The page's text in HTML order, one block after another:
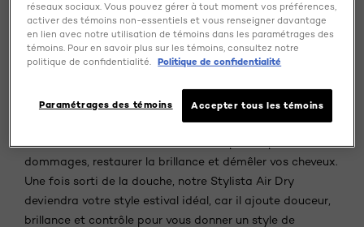
Les sauveurs de cheveux
Quand il s’agit de vos cheveux, tout commence dans la
abîmés est en utilisant notre traitement de8 secondes
. Il remplace votre revitalisant et
dommages, restaurer la brillance et démêler vos cheveux.
Une fois sorti de la douche, notre Stylista Air Dry
deviendra votre style estival idéal, car il ajoute douceur,
brillance et contrôle pour vous donner un style de
réseaux sociaux. Vous pouvez gérer à tout moment vos préférences,
activer des témoins non-essentiels et vous renseigner davantage
en lien avec notre utilisation de témoins dans les paramétrages des
témoins. Pour en savoir plus sur les témoins, consultez notre
politique de confidentialité. Politique de confidentialité
Accepter tous les témoins
Paramétrages des témoins